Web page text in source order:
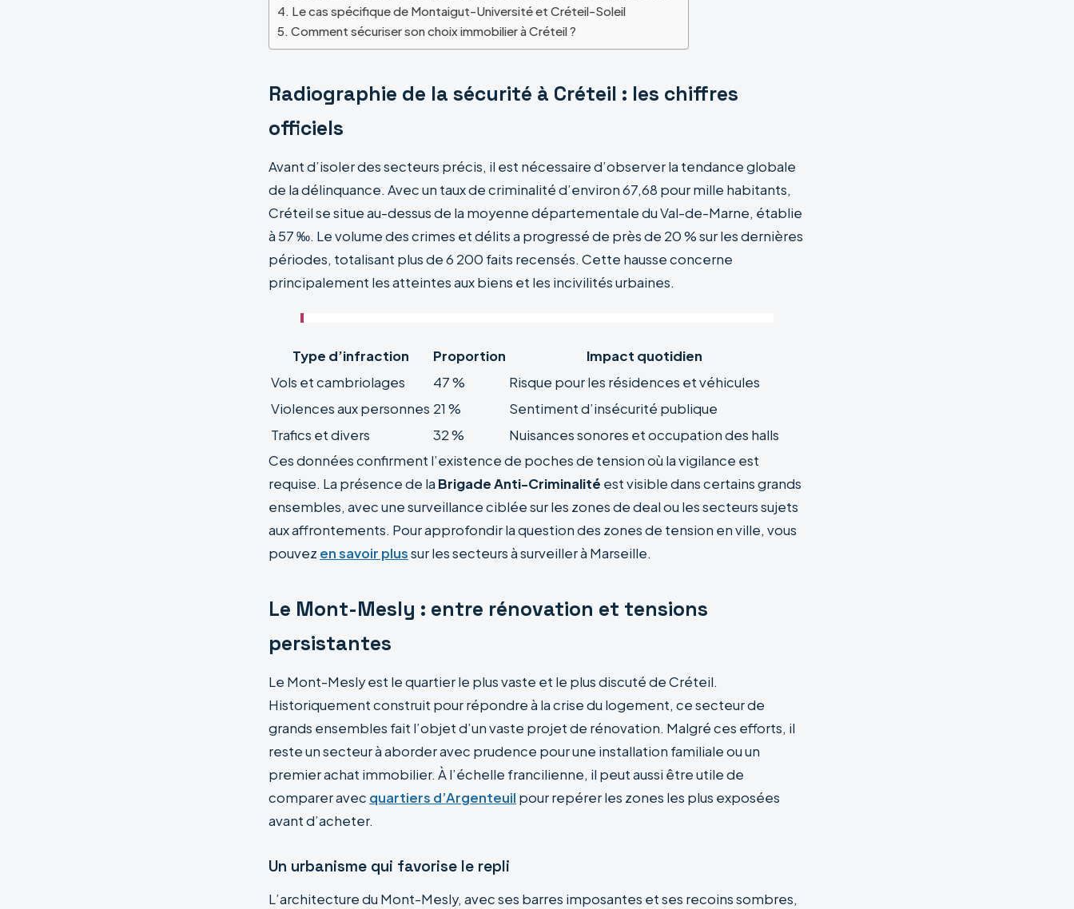
Le cas spécifique de Montaigut-Université et Créteil-Soleil
Comment sécuriser son choix immobilier à Créteil ?
Radiographie de la sécurité à Créteil : les chiffres
officiels
Avant d’isoler des secteurs précis, il est nécessaire d’observer la tendance globale
de la délinquance. Avec un taux de criminalité d’environ 67,68 pour mille habitants,
Créteil se situe au-dessus de la moyenne départementale du Val-de-Marne, établie
à 57 ‰. Le volume des crimes et délits a progressé de près de 20 % sur les dernières
périodes, totalisant plus de 6 200 faits recensés. Cette hausse concerne
principalement les atteintes aux biens et les incivilités urbaines.
Type d’infraction Proportion
Impact quotidien
Vols et cambriolages
47 %
Risque pour les résidences et véhicules
Violences aux personnes 21 %
Sentiment d’insécurité publique
Trafics et divers
32 %
Nuisances sonores et occupation des halls
Ces données confirment l’existence de poches de tension où la vigilance est
requise. La présence de la Brigade Anti-Criminalité est visible dans certains grands
ensembles, avec une surveillance ciblée sur les zones de deal ou les secteurs sujets
aux affrontements. Pour approfondir la question des zones de tension en ville, vous
pouvez en savoir plussur les secteurs à surveiller à Marseille.
Le Mont-Mesly : entre rénovation et tensions
persistantes
Le Mont-Mesly est le quartier le plus vaste et le plus discuté de Créteil.
Historiquement construit pour répondre à la crise du logement, ce secteur de
grands ensembles fait l’objet d’un vaste projet de rénovation. Malgré ces efforts, il
reste un secteur à aborder avec prudence pour une installation familiale ou un
premier achat immobilier. À l’échelle francilienne, il peut aussi être utile de
comparer avec quartiers d’Argenteuil pour repérer les zones les plus exposées
avant d’acheter.
Un urbanisme qui favorise le repli
L’architecture du Mont-Mesly, avec ses barres imposantes et ses recoins sombres,